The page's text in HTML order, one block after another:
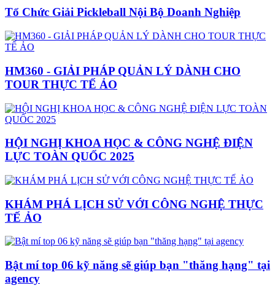
Tổ Chức Giải Pickleball Nội Bộ Doanh Nghiệp
HM360 - GIẢI PHÁP QUẢN LÝ DÀNH CHO
TOUR THỰC TẾ ẢO
HỘI NGHỊ KHOA HỌC & CÔNG NGHỆ ĐIỆN
LỰC TOÀN QUỐC 2025
KHÁM PHÁ LỊCH SỬ VỚI CÔNG NGHỆ THỰC
TẾ ẢO
Bật mí top 06 kỹ năng sẽ giúp bạn "thăng hạng" tại
agency